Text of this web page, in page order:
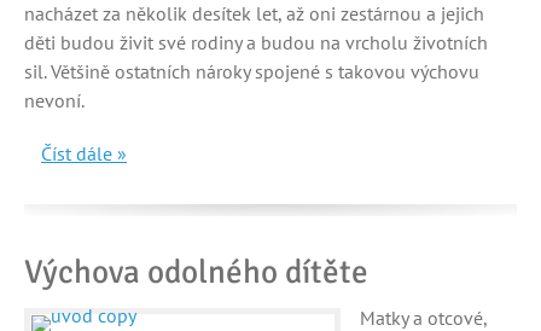
nacházet za několik desítek let, až oni zestárnou a jejich
děti budou živit své rodiny a budou na vrcholu životních
sil. Většině ostatních nároky spojené s takovou výchovu
nevoní.
Číst dále »
Výchova odolného dítěte
Matky a otcové,